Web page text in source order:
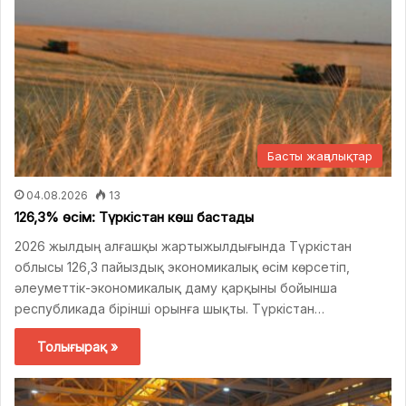
Басты жаңалықтар
04.08.2026 13
126,3% өсім: Түркістан көш бастады
2026 жылдың алғашқы жартыжылдығында Түркістан
облысы 126,3 пайыздық экономикалық өсім көрсетіп,
әлеуметтік-экономикалық даму қарқыны бойынша
республикада бірінші орынға шықты. Түркістан…
Толығырақ »